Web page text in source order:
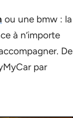
ou une bmw : la
à n’importe
De
par